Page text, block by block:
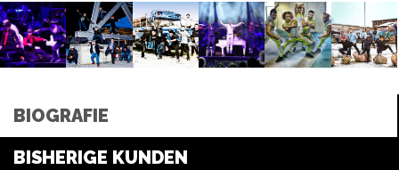
BIOGRAFIE
BISHERIGE KUNDEN